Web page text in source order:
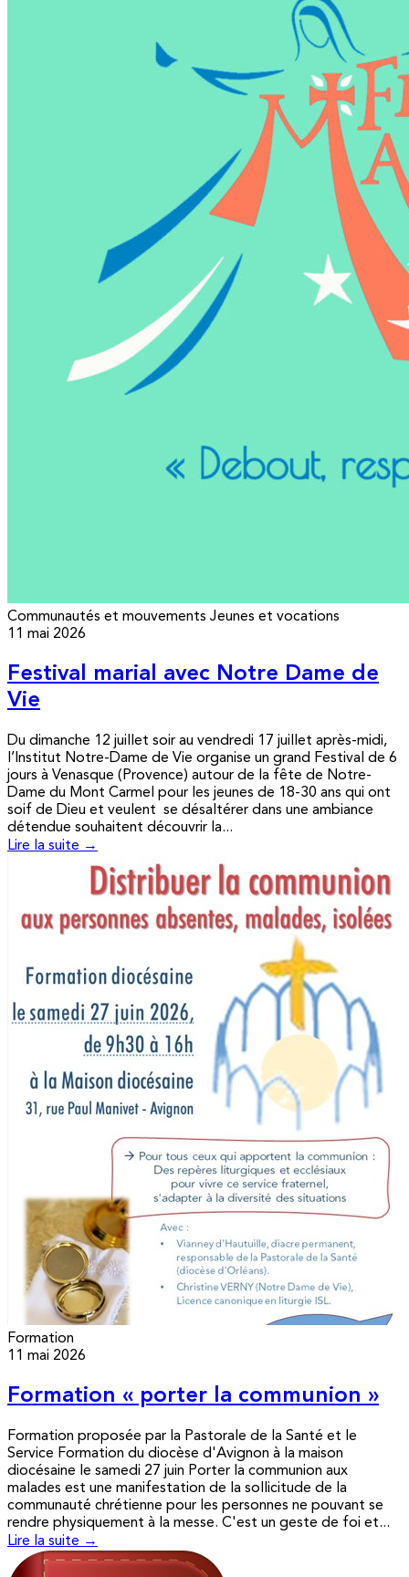
Communautés et mouvements Jeunes et vocations
11 mai 2026
Festival marial avec Notre Dame de
Vie
Du dimanche 12 juillet soir au vendredi 17 juillet après-midi,
l’Institut Notre-Dame de Vie organise un grand Festival de 6
jours à Venasque (Provence) autour de la fête de Notre-
Dame du Mont Carmel pour les jeunes de 18-30 ans qui ont
soif de Dieu et veulent se désaltérer dans une ambiance
détendue souhaitent découvrir la...
Lire la suite →
Formation
11 mai 2026
Formation « porter la communion »
Formation proposée par la Pastorale de la Santé et le
Service Formation du diocèse d'Avignon à la maison
diocésaine le samedi 27 juin Porter la communion aux
malades est une manifestation de la sollicitude de la
communauté chrétienne pour les personnes ne pouvant se
rendre physiquement à la messe. C'est un geste de foi et...
Lire la suite →